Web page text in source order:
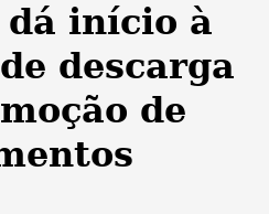
início à
descarga
de